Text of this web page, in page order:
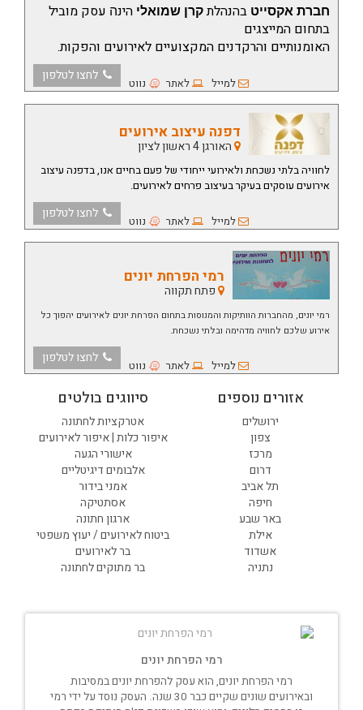
חברת אקסייט בהנהלתקרן שמואלי הינה עסק מוביל
בתחום המייצגים
האומנותיים והרקדנים המקצועיים לאירועים והפקות.
למייל לאתר נווט לחצו לטלפון
דפנה עיצוב אירועים
האורגן 4 ראשון לציון
לחוויה בלתי נשכחת ולאירועי ייחודי של פעם בחיים אנו, בדפנה עיצוב
אירועים עוסקים בעיקר בעיצוב פרחים לאירועים.
למייל לאתר נווט לחצו לטלפון
רמי הפרחת יונים
פתח תקווה
רמי יונים, מהחברות הוותיקות והמנוסות בתחום הפרחת יונים לאירועים יהפוך כל
אירוע שלכם לחוויה מדהימה ובלתי נשכחת.
למייל לאתר נווט לחצו לטלפון
סיווגים בולטים
אטרקציות לחתונה
איפור כלות | איפור לאירועים
אישורי הגעה
אלבומים דיגיטליים
אמני בידור
אסתטיקה
ארגון חתונה
ביטוח לאירועים / יעוץ משפטי
בר לאירועים
בר מתוקים לחתונה
אזורים נוספים
ירושלים
צפון
מרכז
דרום
תל אביב
חיפה
באר שבע
אילת
אשדוד
נתניה
רמי הפרחת יונים
רמי הפרחת יונים, הוא עסק להפרחת יונים במסיבות
ובאירועים שונים שקיים כבר 30 שנה. העסק נוסד על ידי רמי